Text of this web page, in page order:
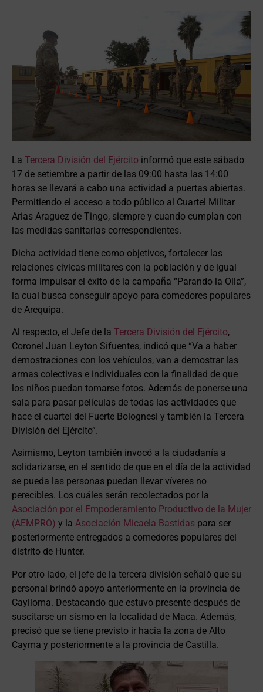
La Tercera División del Ejército informó que este sábado
17 de setiembre a partir de las 09:00 hasta las 14:00
horas se llevará a cabo una actividad a puertas abiertas.
Permitiendo el acceso a todo público al Cuartel Militar
Arias Araguez de Tingo, siempre y cuando cumplan con
las medidas sanitarias correspondientes.
Dicha actividad tiene como objetivos, fortalecer las
relaciones cívicas-militares con la población y de igual
forma impulsar el éxito de la campaña “Parando la Olla”,
la cual busca conseguir apoyo para comedores populares
de Arequipa.
Al respecto, el Jefe de la Tercera División del Ejército,
Coronel Juan Leyton Sifuentes, indicó que “Va a haber
demostraciones con los vehículos, van a demostrar las
armas colectivas e individuales con la finalidad de que
los niños puedan tomarse fotos. Además de ponerse una
sala para pasar películas de todas las actividades que
hace el cuartel del Fuerte Bolognesi y también la Tercera
División del Ejército”.
Asimismo, Leyton también invocó a la ciudadanía a
solidarizarse, en el sentido de que en el día de la actividad
se pueda las personas puedan llevar víveres no
perecibles. Los cuáles serán recolectados por la
Asociación por el Empoderamiento Productivo de la Mujer
(AEMPRO) y la Asociación Micaela Bastidas para ser
posteriormente entregados a comedores populares del
distrito de Hunter.
Por otro lado, el jefe de la tercera división señaló que su
personal brindó apoyo anteriormente en la provincia de
Caylloma. Destacando que estuvo presente después de
suscitarse un sismo en la localidad de Maca. Además,
precisó que se tiene previsto ir hacia la zona de Alto
Cayma y posteriormente a la provincia de Castilla.